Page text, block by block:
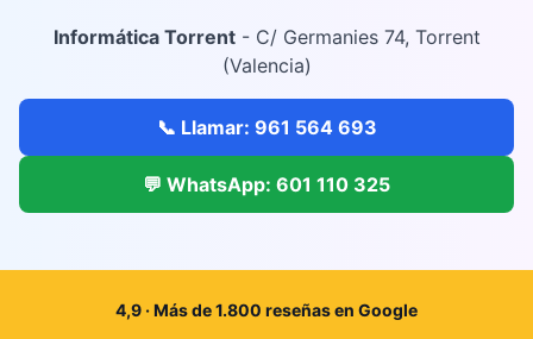
Informática Torrent- C/ Germanies 74, Torrent
(Valencia)
📞 Llamar: 961 564 693
💬 WhatsApp: 601 110 325
4,9 · Más de 1.800 reseñas en Google